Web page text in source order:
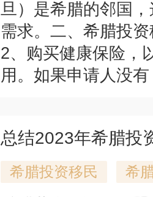
旦）是希腊的邻国
需求。二、希腊投
2、购买健康保险，
用。如果申请人没
希腊投资移民 希